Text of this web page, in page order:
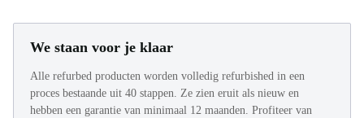
We staan voor je klaar
Alle refurbed producten worden volledig refurbished in een
proces bestaande uit 40 stappen. Ze zien eruit als nieuw en
hebben een garantie van minimaal 12 maanden. Profiteer van